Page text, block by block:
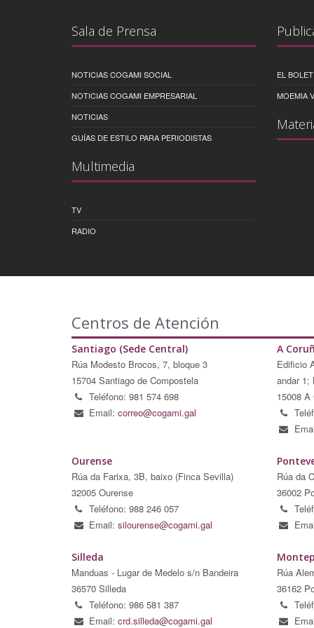
Sala de Prensa
NOTICIAS COGAMI SOCIAL
NOTICIAS COGAMI EMPRESARIAL
NOTICIAS
GUÍAS DE ESTILO PARA PERIODISTAS
Multimedia
TV
RADIO
EL
MOEMIA
Centros de Atención
Santiago (Sede Central)
Rúa Modesto Brocos, 7, bloque 3
15704 Santiago de Compostela
Teléfono: 981 574 698
Email: correo@cogami.gal
A
Edificio
andar 1;
15008 A
Ourense
Rúa da Farixa, 3B, baixo (Finca Sevilla)
32005 Ourense
Teléfono: 988 246 057
Email: silourense@cogami.gal
Rúa da
36002
Silleda
Manduas - Lugar de Medelo s/n Bandeira
36570 Silleda
Teléfono: 986 581 387
Email: crd.silleda@cogami.gal
Rúa
36162